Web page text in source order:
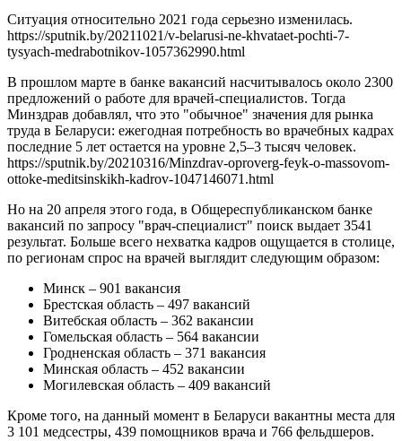
Ситуация относительно 2021 года серьезно изменилась.
https://sputnik.by/20211021/v-belarusi-ne-khvataet-pochti-7-
tysyach-medrabotnikov-1057362990.html
В прошлом марте в банке вакансий насчитывалось около 2300
предложений о работе для врачей-специалистов. Тогда
Минздрав добавлял, что это "обычное" значения для рынка
труда в Беларуси: ежегодная потребность во врачебных кадрах
последние 5 лет остается на уровне 2,5–3 тысяч человек.
https://sputnik.by/20210316/Minzdrav-oproverg-feyk-o-massovom-
ottoke-meditsinskikh-kadrov-1047146071.html
Но на 20 апреля этого года, в Общереспубликанском банке
вакансий по запросу "врач-специалист" поиск выдает 3541
результат. Больше всего нехватка кадров ощущается в столице,
по регионам спрос на врачей выглядит следующим образом:
Минск – 901 вакансия
Брестская область – 497 вакансий
Витебская область – 362 вакансии
Гомельская область – 564 вакансии
Гродненская область – 371 вакансия
Минская область – 452 вакансии
Могилевская область – 409 вакансий
Кроме того, на данный момент в Беларуси вакантны места для
3 101 медсестры, 439 помощников врача и 766 фельдшеров.